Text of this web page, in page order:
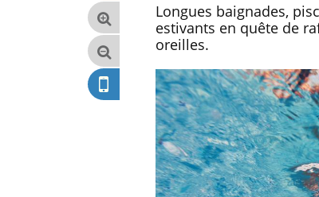
Longues baignades,
estivants en quête de
oreilles.